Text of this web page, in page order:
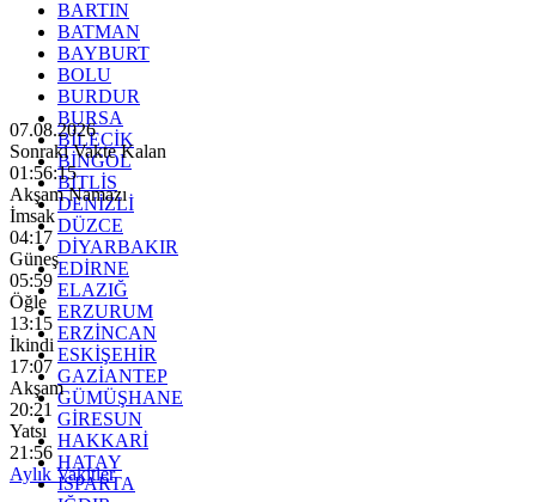
BARTIN
BATMAN
BAYBURT
BOLU
BURDUR
BURSA
BİLECİK
BİNGÖL
BİTLİS
DENİZLİ
DÜZCE
DİYARBAKIR
EDİRNE
ELAZIĞ
ERZURUM
ERZİNCAN
ESKİŞEHİR
GAZİANTEP
GÜMÜŞHANE
GİRESUN
HAKKARİ
HATAY
ISPARTA
07.08.2026
Sonraki Vakte Kalan
01:56:13
Akşam Namazı
İmsak
04:17
Güneş
05:59
Öğle
13:15
İkindi
17:07
Akşam
20:21
Yatsı
21:56
Aylık Vakitler